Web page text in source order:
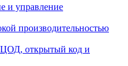
и управление
производительностью
открытый код и